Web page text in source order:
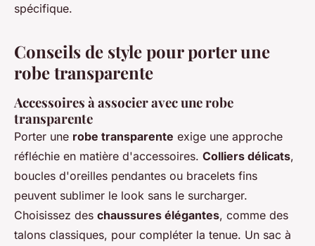
spécifique.
Conseils de style pour porter une
robe transparente
Accessoires à associer avec une robe
transparente
Porter une robe transparente exige une approche
réfléchie en matière d'accessoires. Colliers délicats,
boucles d'oreilles pendantes ou bracelets fins
peuvent sublimer le look sans le surcharger.
Choisissez des chaussures élégantes, comme des
talons classiques, pour compléter la tenue. Un sac à